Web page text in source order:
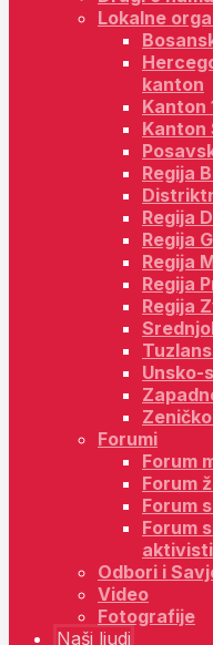
Lokalne
kanton
Kanton
Kanton
Regija
Regija
Regija
Regija
Regija
Regija
Unsko-
Forumi
Forum
Forum
Forum
Forum
Odbori i
Video
Fotografije
Naši ljudi